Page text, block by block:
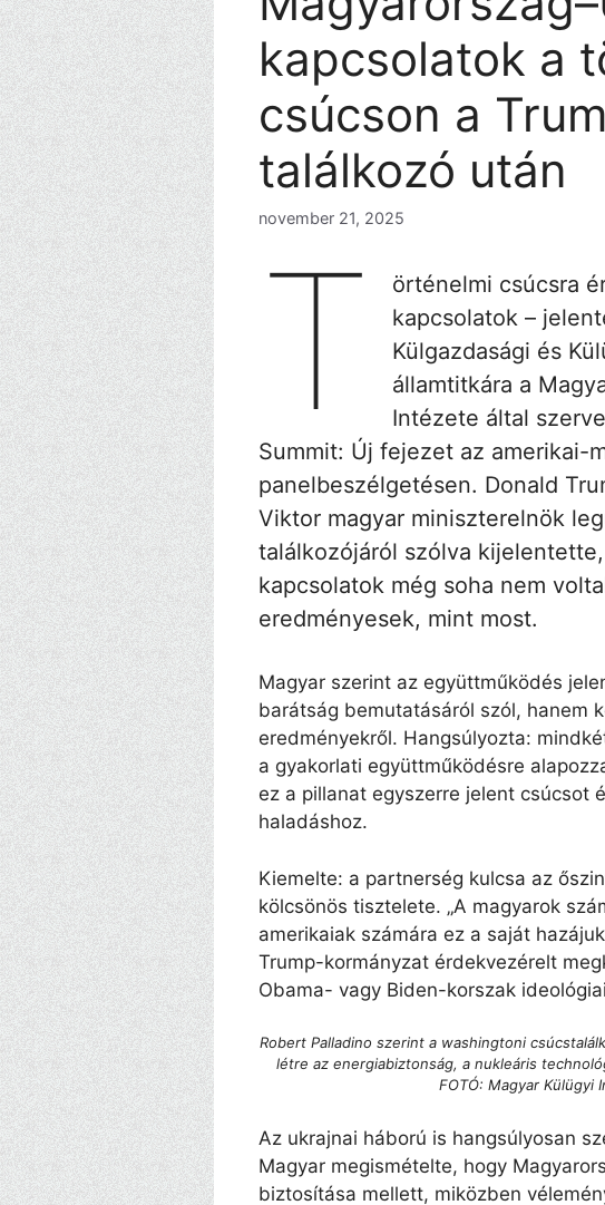
kapcsolatok a
csúcson a
találkozó után
november 21, 2025
T
örténelmi csúcsra
kapcsolatok –
Külgazdasági és
államtitkára a
Intézete által
Summit: Új fejezet az amerikai-
panelbeszélgetésen. Donald
Viktor magyar miniszterelnök
találkozójáról szólva
kapcsolatok még soha nem
eredményesek, mint most.
Magyar szerint az együttműködés
barátság bemutatásáról szól, hanem
eredményekről. Hangsúlyozta:
a gyakorlati együttműködésre
ez a pillanat egyszerre jelent csúcsot
haladáshoz.
Kiemelte: a partnerség kulcsa az
kölcsönös tisztelete. „A magyarok
amerikaiak számára ez a saját
Trump-kormányzat érdekvezérelt
Obama- vagy Biden-korszak
Robert Palladino szerint a washingtoni
létre az energiabiztonság, a nukleáris
FOTÓ: Magyar Külügyi
Az ukrajnai háború is hangsúlyosan
Magyar megismételte, hogy
biztosítása mellett, miközben